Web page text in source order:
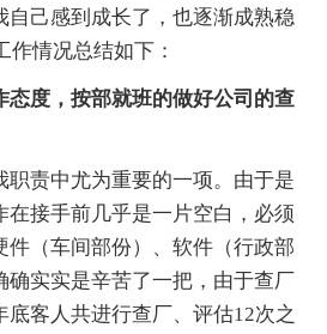
自己感到成长了，也逐渐成熟稳
作情况总结如下：
态度，按部就班的做好公司的查
职责中尤为重要的一项。由于是
在接手前几乎是一片空白，必须
件（车间部份）、软件（行政部
确实实是辛苦了一把，由于查厂
底客人共进行查厂、评估12次之